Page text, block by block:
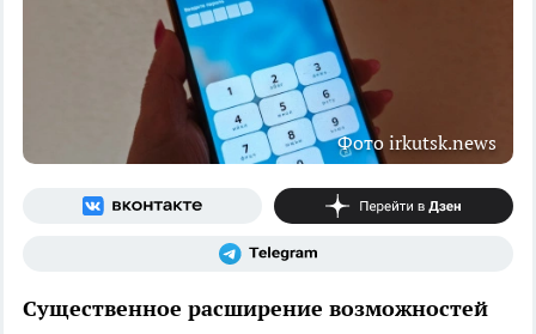
Фото irkutsk.news
Существенное расширение возможностей